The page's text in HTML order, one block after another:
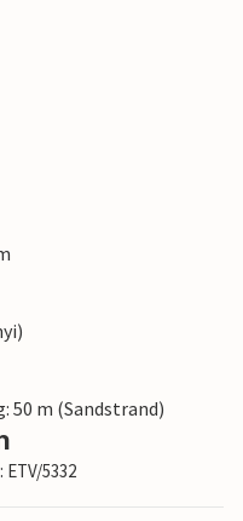
m (Sandstrand)
5332